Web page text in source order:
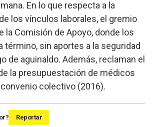
En lo que respecta a la
los vínculos laborales, el gremio
la Comisión de Apoyo, donde los
término, sin aportes a la seguridad
de aguinaldo. Además, reclaman el
la presupuestación de médicos
colectivo (2016).
Reportar